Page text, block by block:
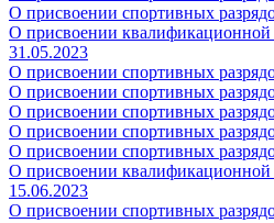
О присвоении спортивных
О присвоении
31.05.2023
О присвоении спортивных
О присвоении спортивных
О присвоении спортивных
О присвоении спортивных
О присвоении спортивных
О присвоении
15.06.2023
О присвоении спортивных